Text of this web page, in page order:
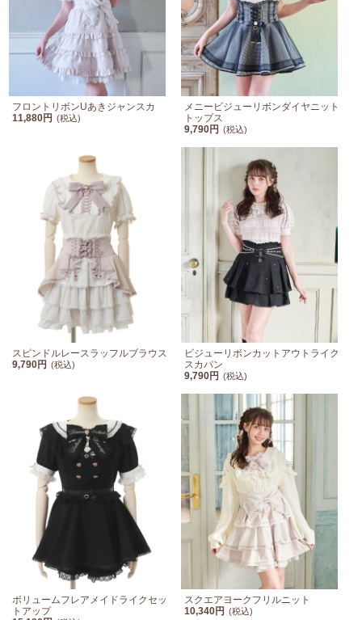
フロントリボンUあきジャンスカ
11,880円
(税込)
メニービジューリボンダイヤニット
トップス
9,790円 (税込)
スピンドルレースラッフルブラウス
9,790円 (税込)
ビジューリボンカットアウトライク
スカパン
9,790円 (税込)
ボリュームフレアメイドライクセッ
トアップ
スクエアヨークフリルニット
10,340円 (税込)